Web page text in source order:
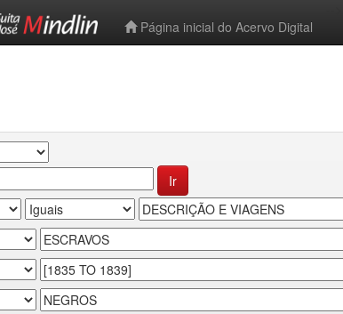
Página inicial do Acervo Digital